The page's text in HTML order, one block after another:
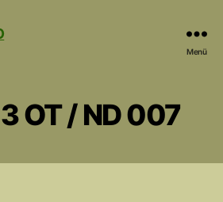
Menü
OT / ND 007